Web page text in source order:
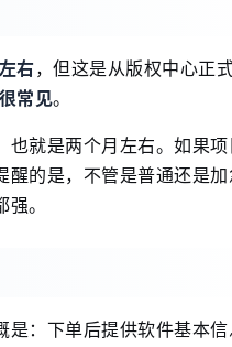
右，但这是从版权中心正
常见。
也就是两个月左右。如果
醒的是，不管是普通还是
。
是：下单后提供软件基本